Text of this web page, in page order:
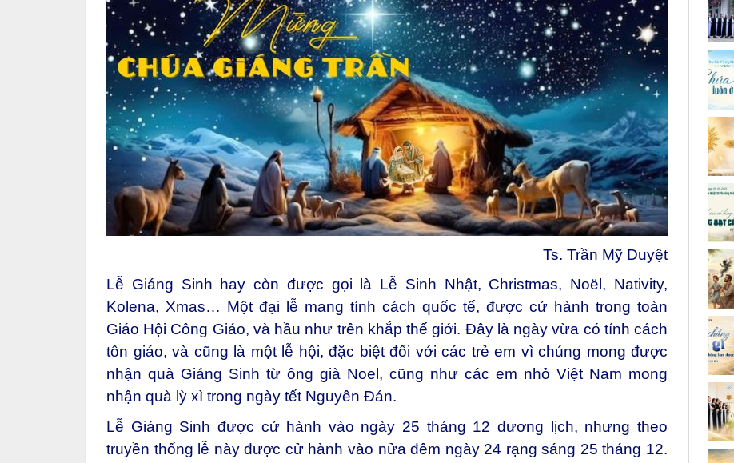
Ts. Trần Mỹ Duyệt
Lễ Giáng Sinh hay còn được gọi là Lễ Sinh Nhật, Christmas, Noël, Nativity,
Kolena, Xmas… Một đại lễ mang tính cách quốc tế, được cử hành trong toàn
Giáo Hội Công Giáo, và hầu như trên khắp thế giới. Đây là ngày vừa có tính cách
tôn giáo, và cũng là một lễ hội, đặc biệt đối với các trẻ em vì chúng mong được
nhận quà Giáng Sinh từ ông già Noel, cũng như các em nhỏ Việt Nam mong
nhận quà lỳ xì trong ngày tết Nguyên Đán.
Lễ Giáng Sinh được cử hành vào ngày 25 tháng 12 dương lịch, nhưng theo
truyền thống lễ này được cử hành vào nửa đêm ngày 24 rạng sáng 25 tháng 12.